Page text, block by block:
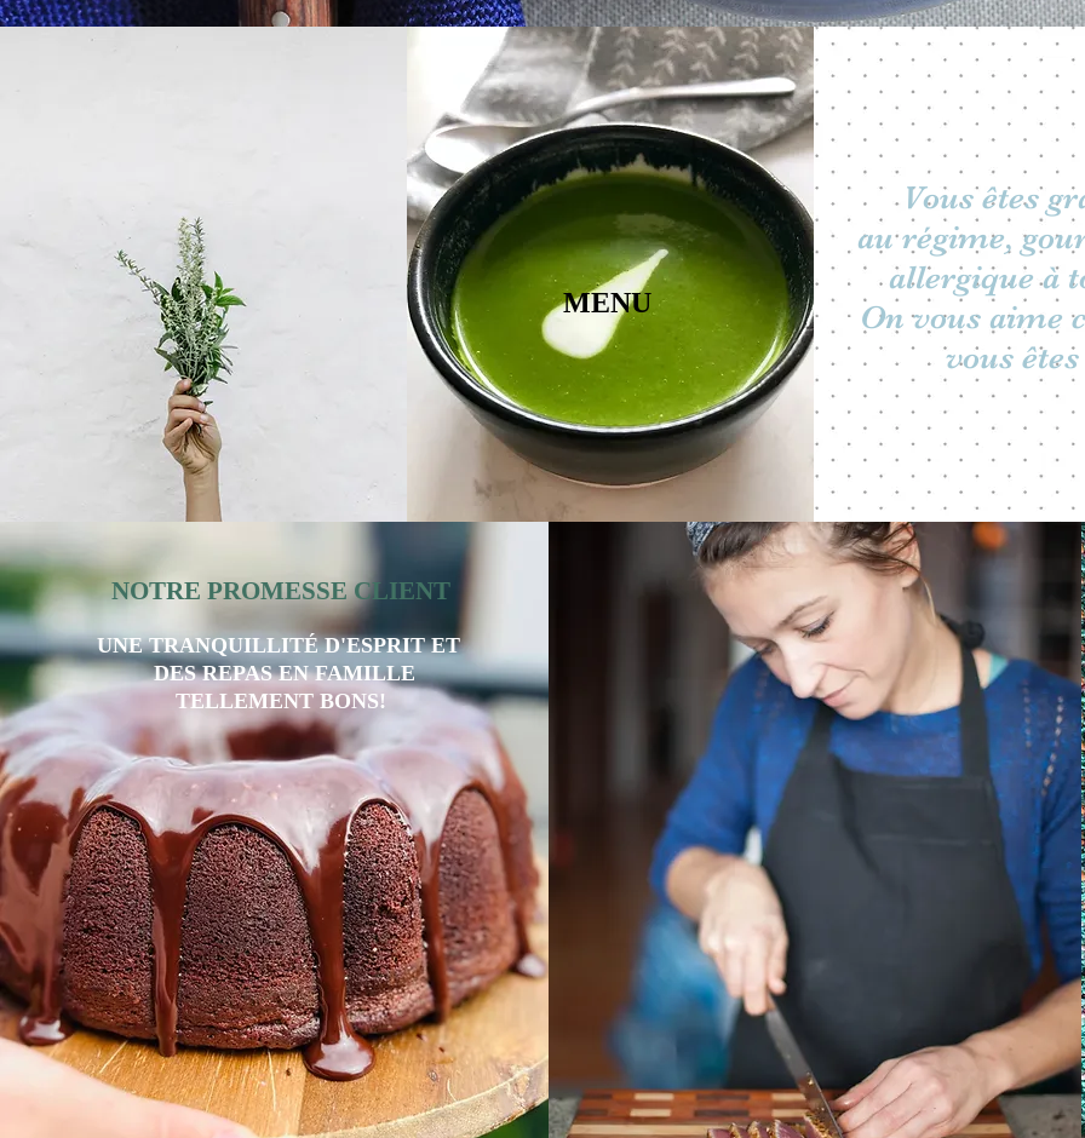
MENU
Vous êtes
au régime,
allergique à
On vous aime
vous êtes
NOTRE PROMESSE CLIENT
UNE TRANQUILLITÉ D'ESPRIT ET
DES REPAS EN FAMILLE
TELLEMENT BONS!